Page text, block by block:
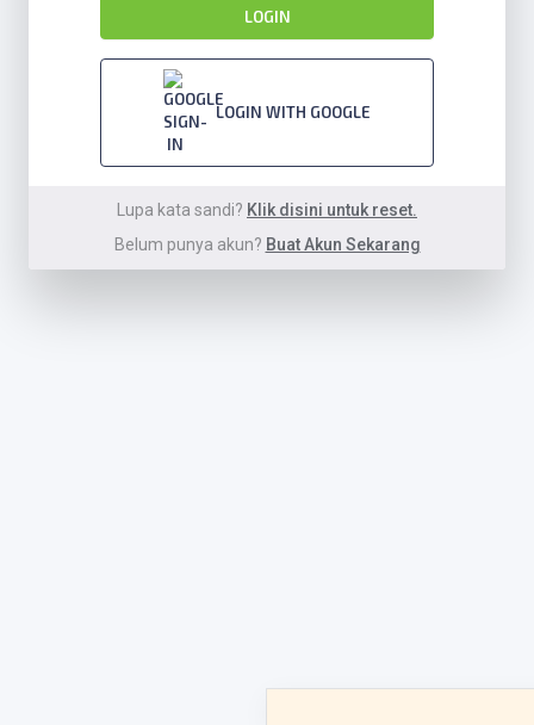
LOGIN
LOGIN WITH GOOGLE
Lupa kata sandi? Klik disini untuk reset.
Belum punya akun? Buat Akun Sekarang